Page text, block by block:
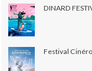
DINARD
Festival